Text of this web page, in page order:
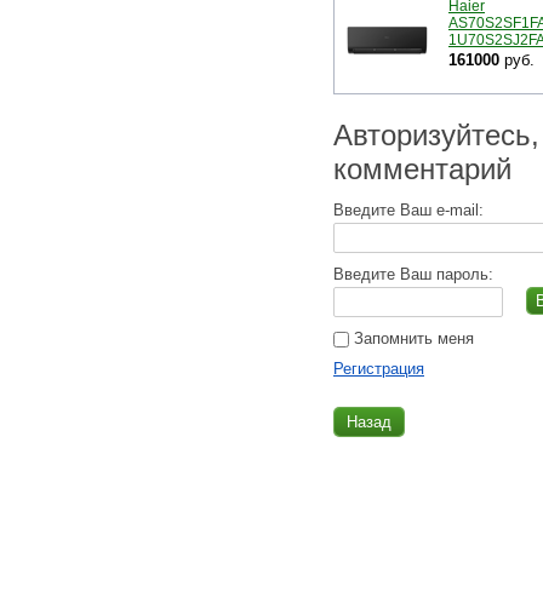
Haier
161000 руб.
комментарий
Введите Ваш e-mail:
Введите Ваш пароль:
Запомнить меня
Регистрация
Назад